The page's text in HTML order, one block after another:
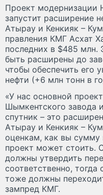
Проект модернизации
запустит расширение
Атырау и Кенкияк –
правления КМГ Асхат
последних в $485
быть расширены до
чтобы обеспечить его
нефти (+6 млн тонн в
«У нас основной
Шымкентского завода
спутник – это
Атырау и Кенкияк –
оценкам, как вы
проект может стоить.
должны утвердить
соответственно,
тоже должны
зампред КМГ.